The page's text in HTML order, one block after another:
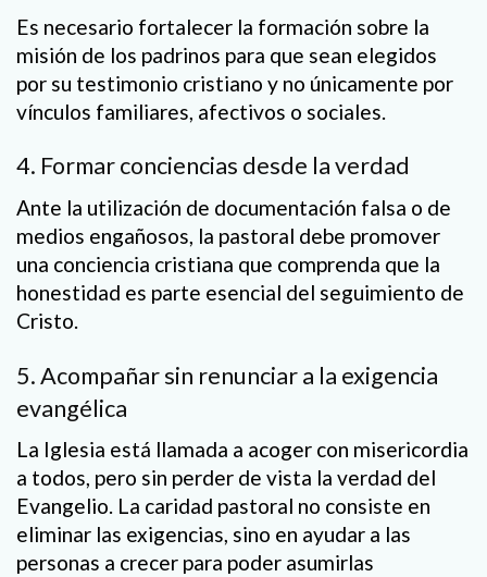
Es necesario fortalecer la formación sobre la
misión de los padrinos para que sean elegidos
por su testimonio cristiano y no únicamente por
vínculos familiares, afectivos o sociales.
4. Formar conciencias desde la verdad
Ante la utilización de documentación falsa o de
medios engañosos, la pastoral debe promover
una conciencia cristiana que comprenda que la
honestidad es parte esencial del seguimiento de
Cristo.
5. Acompañar sin renunciar a la exigencia
evangélica
La Iglesia está llamada a acoger con misericordia
a todos, pero sin perder de vista la verdad del
Evangelio. La caridad pastoral no consiste en
eliminar las exigencias, sino en ayudar a las
personas a crecer para poder asumirlas